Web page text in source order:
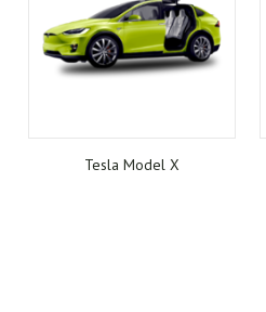
Tesla Model X